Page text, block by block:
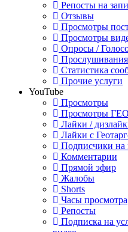
Репосты на
Отзывы
Просмотры
Просмотры
Опросы /
Статистика
Прочие услуги
YouTube
Просмотры
Просмотры ГЕО
Лайки /
Лайки с
Подписчики на
Комментарии
Прямой эфир
Жалобы
Shorts
Часы просмотра
Репосты
Подписка на